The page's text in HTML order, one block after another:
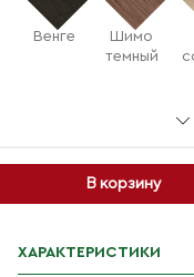
В корзину
Венге
Шимо
темный
ХАРАКТЕРИСТИКИ